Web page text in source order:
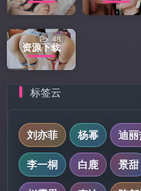
资源下载
48
标签云
刘亦菲 杨幂 迪
李一桐
白鹿 景甜